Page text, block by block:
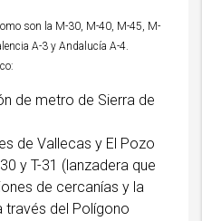
o son la M-30, M-40, M-45, M-
A-3 y Andalucía A-4.
de metro de Sierra de
de Vallecas y El Pozo
y T-31 (lanzadera que
de cercanías y la
del Polígono